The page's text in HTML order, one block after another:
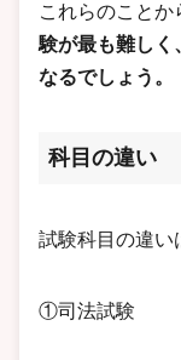
これらのことか
験が最も難しく
なるでしょう。
科目の違い
試験科目の違い
①司法試験